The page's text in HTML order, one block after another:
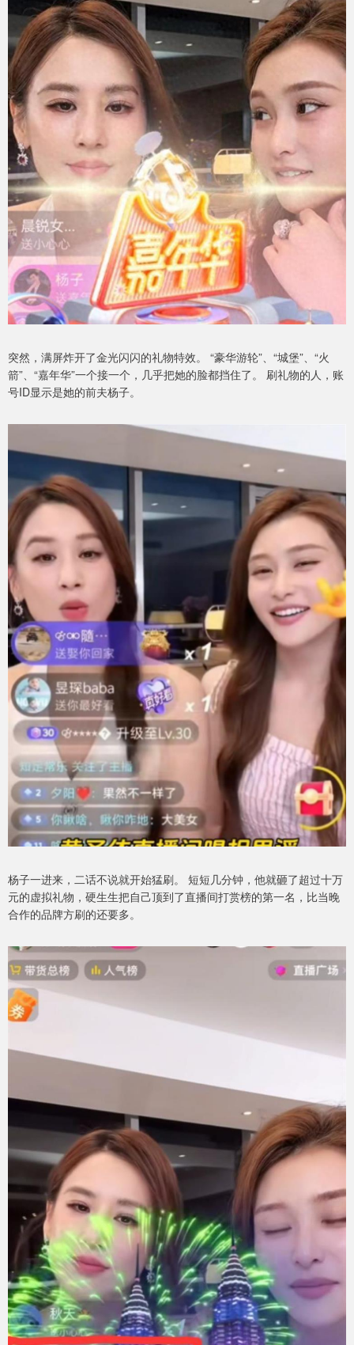
突然，满屏炸开了金光闪闪的礼物特效。 “豪华游轮”、“城堡”、“火
箭”、“嘉年华”一个接一个，几乎把她的脸都挡住了。 刷礼物的人，账
号ID显示是她的前夫杨子。
杨子一进来，二话不说就开始猛刷。 短短几分钟，他就砸了超过十万
元的虚拟礼物，硬生生把自己顶到了直播间打赏榜的第一名，比当晚
合作的品牌方刷的还要多。